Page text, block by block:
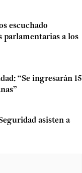
escuchado
parlamentarias a los
“Se ingresarán 15
asisten a